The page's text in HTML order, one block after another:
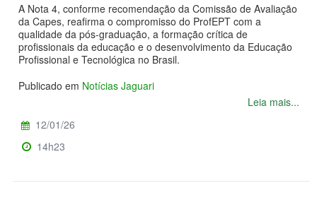
A Nota 4, conforme recomendação da Comissão de Avaliação
da Capes, reafirma o compromisso do ProfEPT com a
qualidade da pós-graduação, a formação crítica de
profissionais da educação e o desenvolvimento da Educação
Profissional e Tecnológica no Brasil.
Publicado em Notícias Jaguari
Leia mais...
12/01/26
14h23